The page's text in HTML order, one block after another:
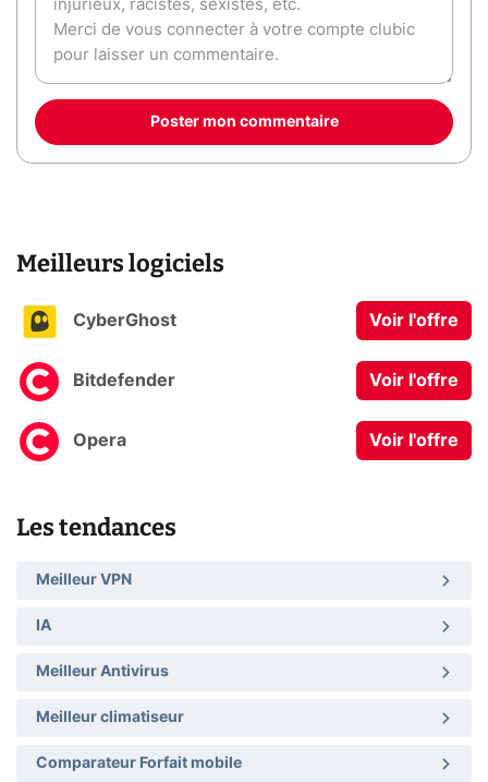
Poster mon commentaire
Meilleurs logiciels
CyberGhost Voir l'offre
Bitdefender Voir l'offre
Opera Voir l'offre
Les tendances
Meilleur VPN
IA
Meilleur Antivirus
Meilleur climatiseur
Comparateur Forfait mobile